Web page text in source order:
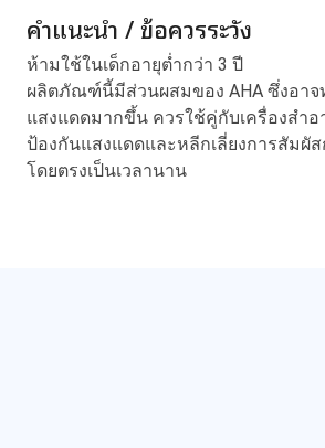
คำแนะนำ / ข้อควรระวัง
ห้ามใช้ในเด็กอายุต่ำกว่า 3 ปี
ผลิตภัณฑ์นี้มีส่วนผสมของ AHA ซึ่งอาจ
แสงแดดมากขึ้น ควรใช้คู่กับเครื่องสำอ
ป้องกันแสงแดดและหลีกเลี่ยงการสัมผั
โดยตรงเป็นเวลานาน